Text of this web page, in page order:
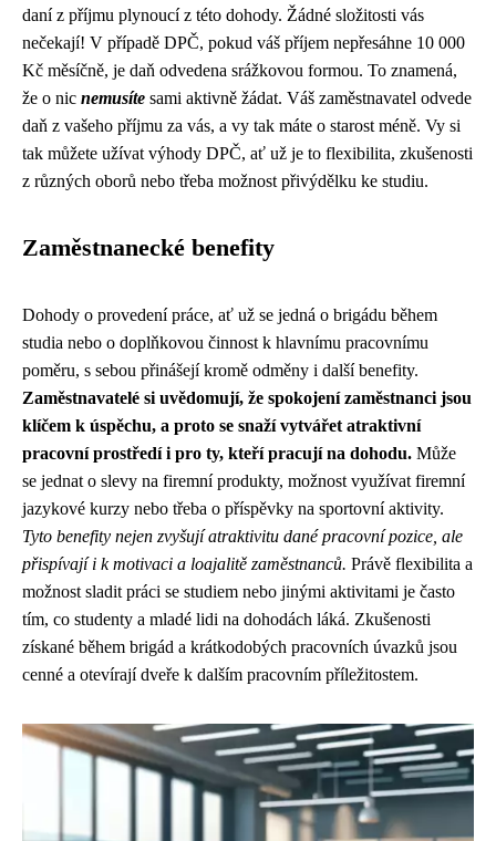
daní z příjmu plynoucí z této dohody. Žádné složitosti vás
nečekají! V případě DPČ, pokud váš příjem nepřesáhne 10 000
Kč měsíčně, je daň odvedena srážkovou formou. To znamená,
že o nic nemusíte sami aktivně žádat. Váš zaměstnavatel odvede
daň z vašeho příjmu za vás, a vy tak máte o starost méně. Vy si
tak můžete užívat výhody DPČ, ať už je to flexibilita, zkušenosti
z různých oborů nebo třeba možnost přivýdělku ke studiu.
Zaměstnanecké benefity
Dohody o provedení práce, ať už se jedná o brigádu během
studia nebo o doplňkovou činnost k hlavnímu pracovnímu
poměru, s sebou přinášejí kromě odměny i další benefity.
Zaměstnavatelé si uvědomují, že spokojení zaměstnanci jsou
klíčem k úspěchu, a proto se snaží vytvářet atraktivní
pracovní prostředí i pro ty, kteří pracují na dohodu. Může
se jednat o slevy na firemní produkty, možnost využívat firemní
jazykové kurzy nebo třeba o příspěvky na sportovní aktivity.
Tyto benefity nejen zvyšují atraktivitu dané pracovní pozice, ale
přispívají i k motivaci a loajalitě zaměstnanců. Právě flexibilita a
možnost sladit práci se studiem nebo jinými aktivitami je často
tím, co studenty a mladé lidi na dohodách láká. Zkušenosti
získané během brigád a krátkodobých pracovních úvazků jsou
cenné a otevírají dveře k dalším pracovním příležitostem.